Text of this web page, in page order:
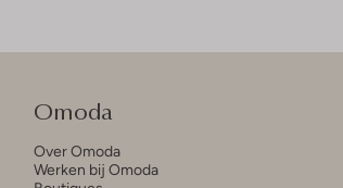
Omoda
Over Omoda
Werken bij Omoda